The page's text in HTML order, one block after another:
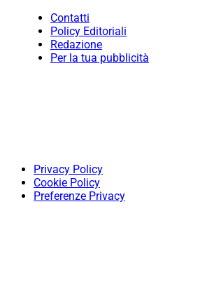
Contatti
Policy Editoriali
Redazione
Per la tua pubblicità
Privacy Policy
Cookie Policy
Preferenze Privacy